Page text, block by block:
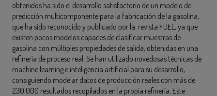
obtenidos ha sido el desarrollo satisfactorio de un modelo de
predicción multicomponente para la fabricación de la gasolina,
que ha sido reconocido y publicado por la revista FUEL, ya que
existen pocos modelos capaces de clasificar muestras de
gasolina con múltiples propiedades de salida, obtenidas en una
refinería de proceso real. Se han utilizado novedosas técnicas de
machine learning e inteligencia artificial para su desarrollo,
consiguiendo modelar datos de producción reales con más de
230.000 resultados recopilados en la propia refinería. Este